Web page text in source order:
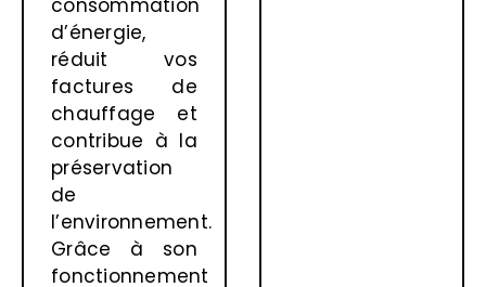
consommation
d’énergie,
réduit vos
factures de
chauffage et
contribue à la
préservation
de
l’environnement.
Grâce à son
fonctionnement